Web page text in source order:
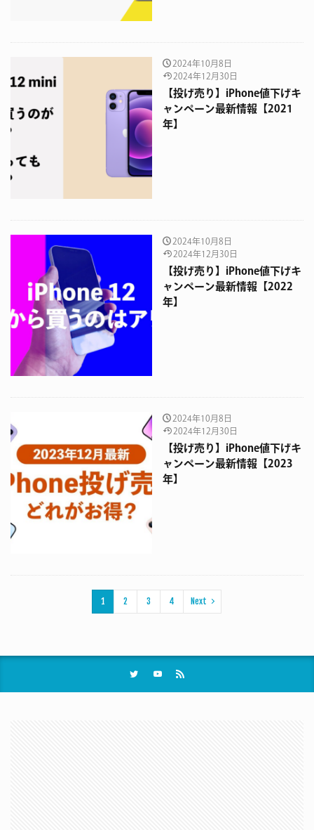
2024年10月8日
2024年12月30日
【投げ売り】iPhone値下げキ
ャンペーン最新情報【2021
年】
2024年10月8日
2024年12月30日
【投げ売り】iPhone値下げキ
ャンペーン最新情報【2022
年】
2024年10月8日
2024年12月30日
【投げ売り】iPhone値下げキ
ャンペーン最新情報【2023
年】
1 2 3 4 Next